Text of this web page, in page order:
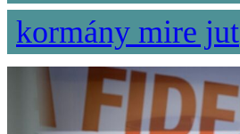
kormány mire jut